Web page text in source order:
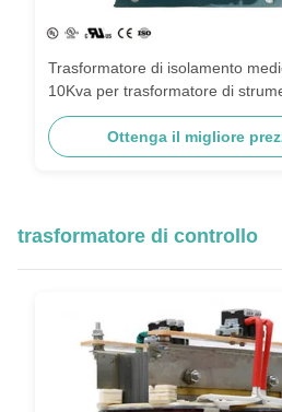
Trasformatore di isolamento
10Kva per trasformatore di
sistema IT
Ottenga il migliore
trasformatore di controllo